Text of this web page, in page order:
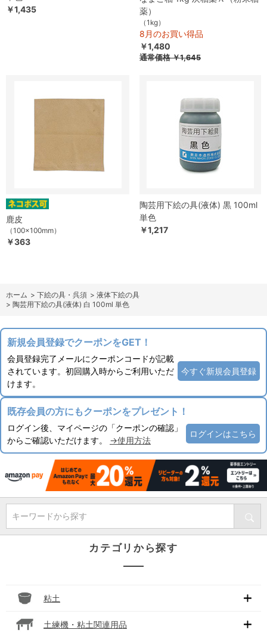
￥1,435
薬）
（1kg）
8月のお買い得品
￥1,480
通常価格￥1,645
鹿皮
（100×100mm）
￥363
陶芸用下絵の具(液体) 黒 100ml
単色
￥1,217
ホーム > 下絵の具・呉須 > 液体下絵の具
> 陶芸用下絵の具(液体) 白 100ml 単色
新規会員登録でクーポンをGET！
会員登録完了メールにクーポンコードが記載
されています。初回購入時からご利用いただ
けます。
今すぐ新規会員登録
既存会員の方にもクーポンをプレゼント！
ログイン後、マイページの「クーポンの確認」
からご確認いただけます。 →使用方法
ログインはこちら
キーワードから探す
カテゴリから探す
粘土
土練機・粘土関連用品